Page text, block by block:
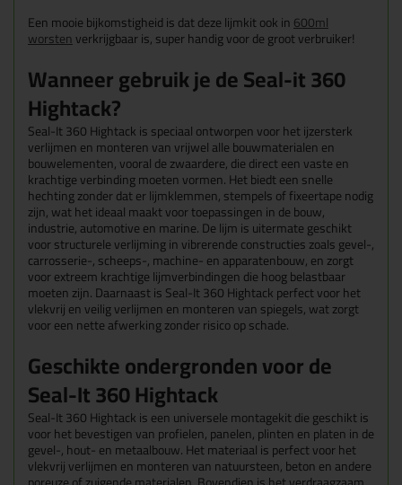
Een mooie bijkomstigheid is dat deze lijmkit ook in600ml
worstenverkrijgbaar is, super handig voor de groot verbruiker!
Wanneer gebruik je de Seal-it 360
Hightack?
Seal-It 360 Hightack is speciaal ontworpen voor het ijzersterk
verlijmen en monteren van vrijwel alle bouwmaterialen en
bouwelementen, vooral de zwaardere, die direct een vaste en
krachtige verbinding moeten vormen. Het biedt een snelle
hechting zonder dat er lijmklemmen, stempels of fixeertape nodig
zijn, wat het ideaal maakt voor toepassingen in de bouw,
industrie, automotive en marine. De lijm is uitermate geschikt
voor structurele verlijming in vibrerende constructies zoals gevel-,
carrosserie-, scheeps-, machine- en apparatenbouw, en zorgt
voor extreem krachtige lijmverbindingen die hoog belastbaar
moeten zijn. Daarnaast is Seal-It 360 Hightack perfect voor het
vlekvrij en veilig verlijmen en monteren van spiegels, wat zorgt
voor een nette afwerking zonder risico op schade.
Geschikte ondergronden voor de
Seal-It 360 Hightack
Seal-It 360 Hightack is een universele montagekit die geschikt is
voor het bevestigen van profielen, panelen, plinten en platen in de
gevel-, hout- en metaalbouw. Het materiaal is perfect voor het
vlekvrij verlijmen en monteren van natuursteen, beton en andere